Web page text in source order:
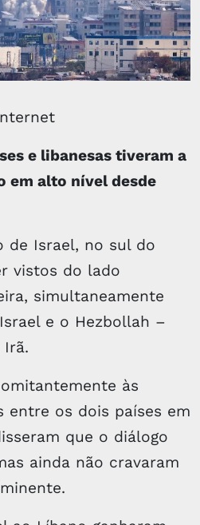
e libanesas tiveram a
em alto nível desde
de Israel, no sul do
vistos do lado
simultaneamente
e o Hezbollah –
às
entre os dois países em
que o diálogo
ainda não cravaram